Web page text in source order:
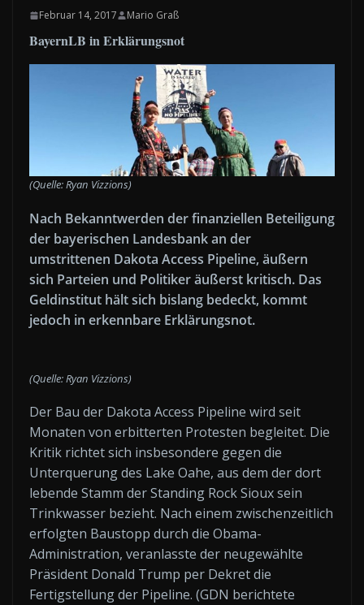
Februar 14, 2017 Mario Graß
BayernLB in Erklärungsnot
(Quelle: Ryan Vizzions)
Nach Bekanntwerden der finanziellen Beteiligung
der bayerischen Landesbank an der
umstrittenen Dakota Access Pipeline, äußern
sich Parteien und Politiker äußerst kritisch. Das
Geldinstitut hält sich bislang bedeckt, kommt
jedoch in erkennbare Erklärungsnot.
(Quelle: Ryan Vizzions)
Der Bau der Dakota Access Pipeline wird seit
Monaten von erbitterten Protesten begleitet. Die
Kritik richtet sich insbesondere gegen die
Unterquerung des Lake Oahe, aus dem der dort
lebende Stamm der Standing Rock Sioux sein
Trinkwasser bezieht. Nach einem zwischenzeitlich
erfolgten Baustopp durch die Obama-
Administration, veranlasste der neugewählte
Präsident Donald Trump per Dekret die
Fertigstellung der Pipeline. (GDN berichtete